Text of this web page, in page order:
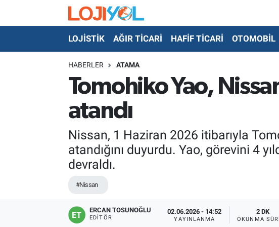
LOJİSTİK AĞIR TİCARİ HAFİF TİCARİ OTOMOBİL
HABERLER ATAMA
Tomohiko Yao,
atandı
Nissan, 1 Haziran 2026 itibarıyla
atandığını duyurdu. Yao, görevini 4
devraldı.
#Nissan
ERCAN TOSUNOĞLU
EDITÖR
02.06.2026 - 14:52
YAYINLANMA
2 DK
OKUNMA
OTO-TEST